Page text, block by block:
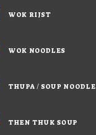
WOK RIJST
WOK NOODLES
THUPA / SOUP NOODLE
THEN THUK SOUP